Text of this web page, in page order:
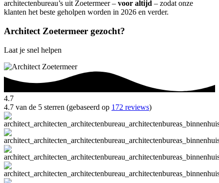
architectenbureau’s uit Zoetermeer – voor altijd – zodat onze
klanten het beste geholpen worden in 2026 en verder.
Architect Zoetermeer gezocht?
Laat je snel helpen
4.7
4.7 van de 5 sterren (gebaseerd op 172 reviews)